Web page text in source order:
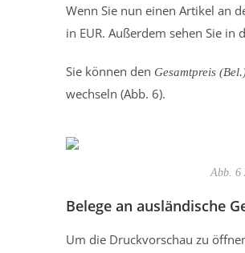
Wenn Sie nun einen Artikel an
in EUR. Außerdem sehen Sie in
Sie können den Gesamtpreis
wechseln (Abb. 6).
Abb. 6
Belege an ausländische
Um die Druckvorschau zu